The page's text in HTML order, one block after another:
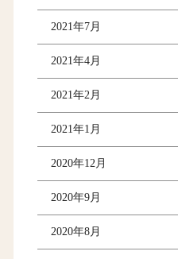
2021年7月
2021年4月
2021年2月
2021年1月
2020年12月
2020年9月
2020年8月